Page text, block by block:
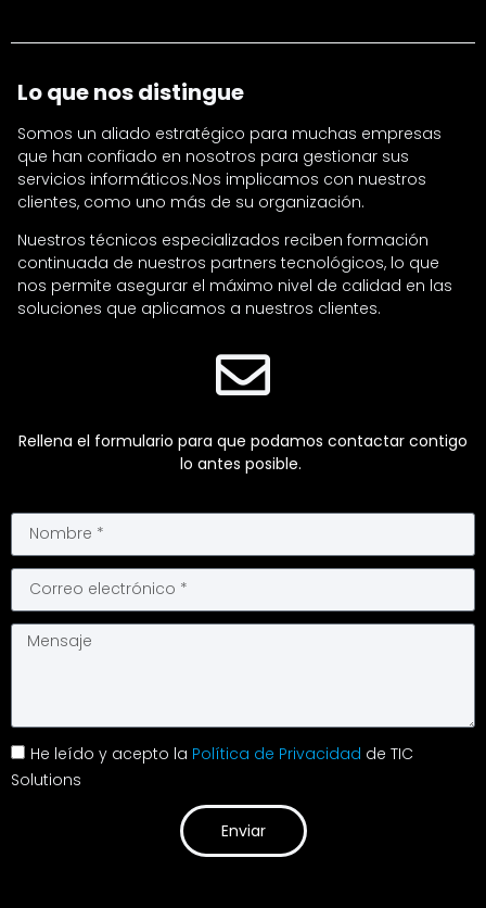
Lo que nos distingue
Somos un aliado estratégico para muchas empresas
que han confiado en nosotros para gestionar sus
servicios informáticos.Nos implicamos con nuestros
clientes, como uno más de su organización.
Nuestros técnicos especializados reciben formación
continuada de nuestros partners tecnológicos, lo que
nos permite asegurar el máximo nivel de calidad en las
soluciones que aplicamos a nuestros clientes.
Rellena el formulario para que podamos contactar contigo
lo antes posible.
He leído y acepto la Política de Privacidad de TIC
Solutions
Enviar